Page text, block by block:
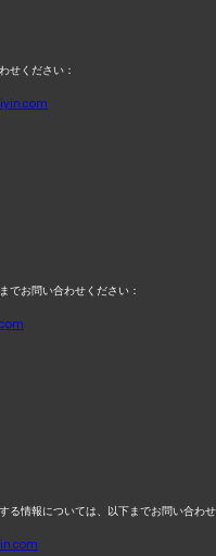
せください：
でお問い合わせください：
る情報については、以下までお問い合わ